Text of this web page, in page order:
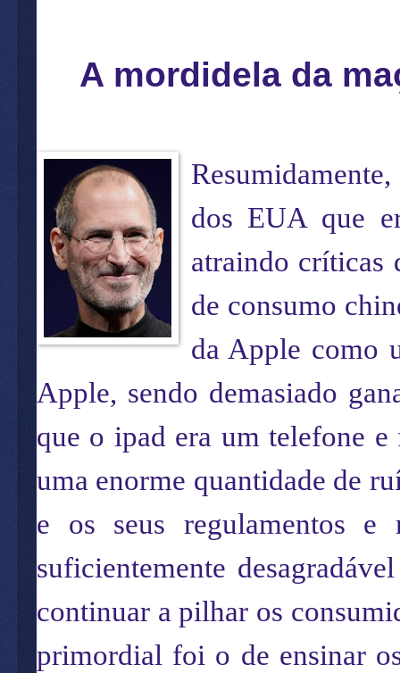
A mordidela da
dos EUA que
atraindo críticas
de consumo
da Apple como
Apple, sendo demasiado
que o ipad era um telefone e
uma enorme quantidade de
e os seus regulamentos
suficientemente
continuar a pilhar os
primordial foi o de ensinar